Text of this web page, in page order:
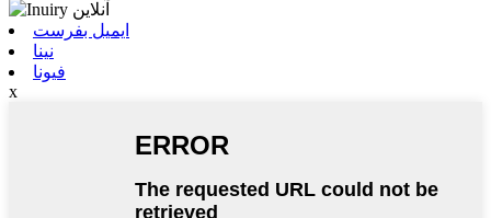
ایمیل بفرست
نینا
فیونا
x